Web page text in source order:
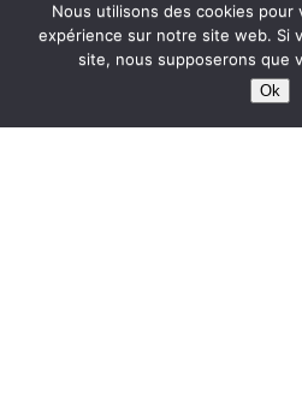
Nous utilisons des cookies pour
expérience sur notre site web. Si
site, nous supposerons que
Ok